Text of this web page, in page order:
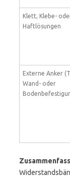
Klett, Klebe-
Haftlösungen
Externe Anker
Wand- oder